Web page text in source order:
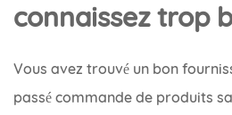
connaissez trop
Vous avez trouvé un bon
passé commande de produits